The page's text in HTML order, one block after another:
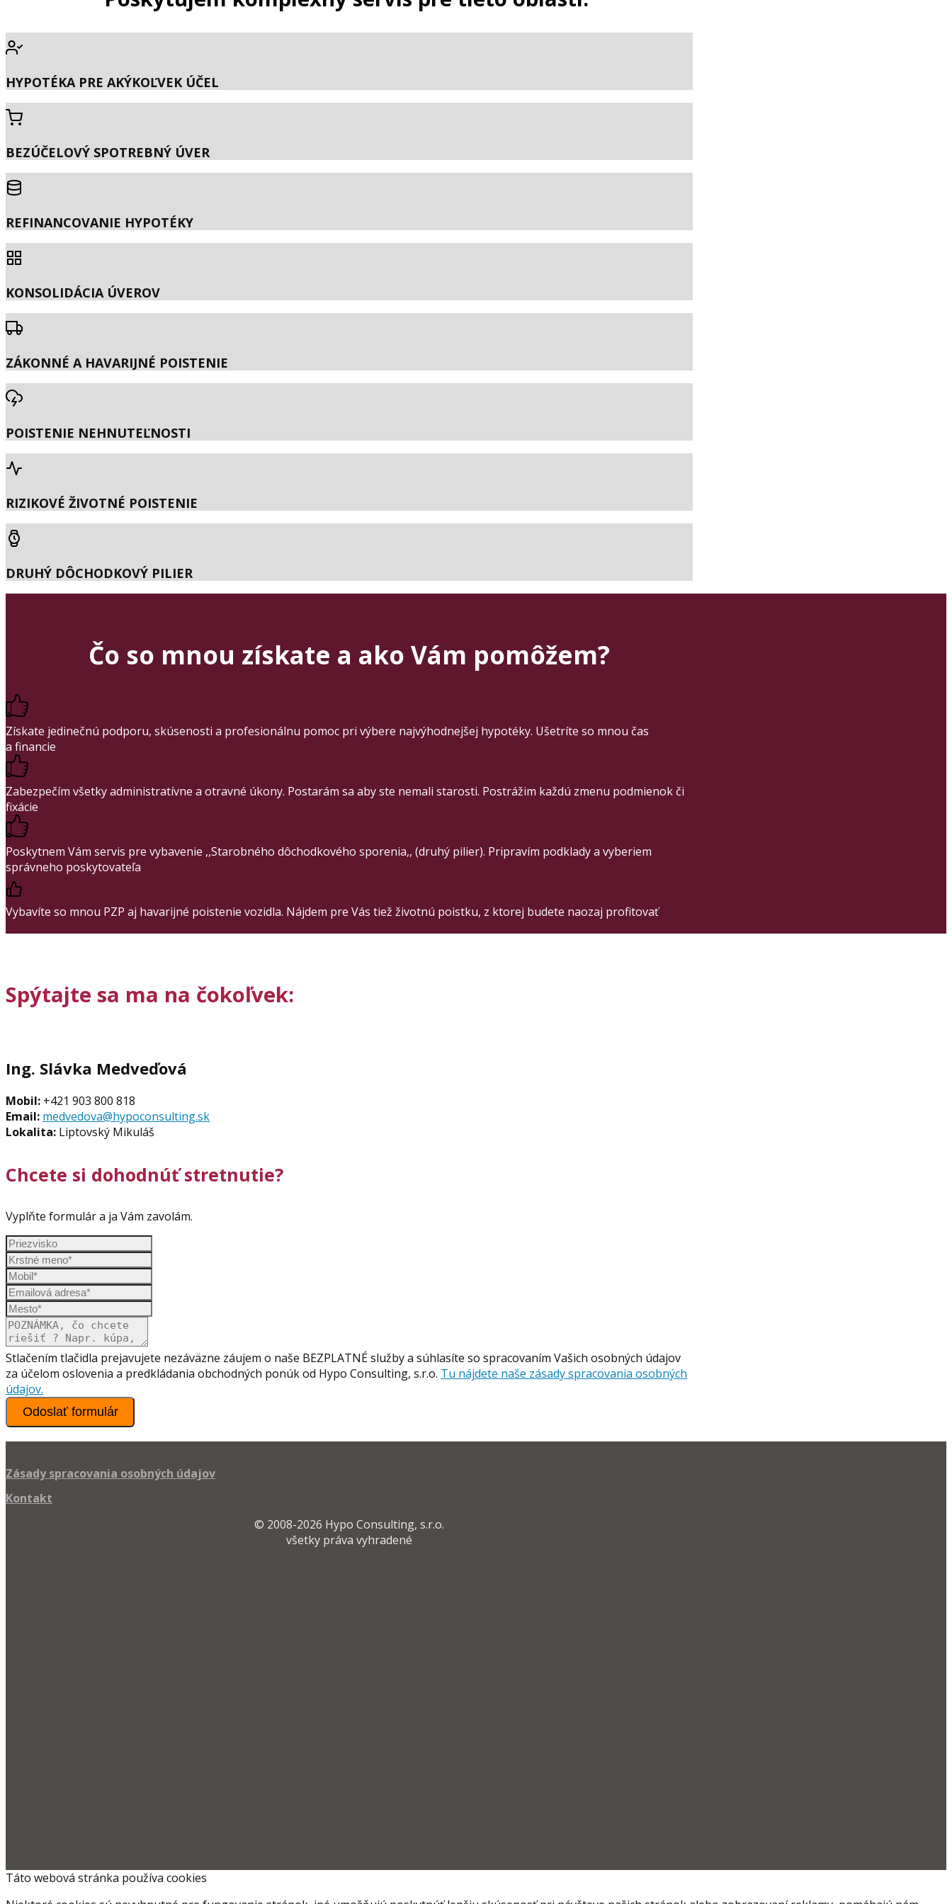
HYPOTÉKA PRE AKÝKOĽVEK ÚČEL
BEZÚČELOVÝ SPOTREBNÝ ÚVER
REFINANCOVANIE HYPOTÉKY
KONSOLIDÁCIA ÚVEROV
ZÁKONNÉ A HAVARIJNÉ POISTENIE
POISTENIE NEHNUTEĽNOSTI
RIZIKOVÉ ŽIVOTNÉ POISTENIE
DRUHÝ DÔCHODKOVÝ PILIER
Čo so mnou získate a ako Vám pomôžem?
Získate jedinečnú podporu, skúsenosti a profesionálnu pomoc pri výbere najvýhodnejšej hypotéky. Ušetríte so mnou čas
a financie
Zabezpečím všetky administratívne a otravné úkony. Postarám sa aby ste nemali starosti. Postrážim každú zmenu podmienok či
fixácie
Poskytnem Vám servis pre vybavenie ,,Starobného dôchodkového sporenia,, (druhý pilier). Pripravím podklady a vyberiem
správneho poskytovateľa
Vybavíte so mnou PZP aj havarijné poistenie vozidla. Nájdem pre Vás tiež životnú poistku, z ktorej budete naozaj profitovať
Spýtajte sa ma na čokoľvek:
Ing. Slávka Medveďová
Mobil: +421 903 800 818
Email: medvedova@hypoconsulting.sk
Lokalita: Liptovský Mikuláš
Chcete si dohodnúť stretnutie?
Vyplňte formulár a ja Vám zavolám.
Stlačením tlačidla prejavujete nezáväzne záujem o naše BEZPLATNÉ služby a súhlasíte so spracovaním Vašich osobných údajov
za účelom oslovenia a predkládania obchodných ponúk od Hypo Consulting, s.r.o. Tu nájdete naše zásady spracovania osobných
údajov.
Odoslať formulár
Zásady spracovania osobných údajov
Kontakt
© 2008-2026 Hypo Consulting, s.r.o.
všetky práva vyhradené
Táto webová stránka používa cookies